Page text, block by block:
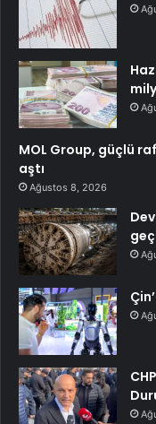
MOL Group, güçlü
aştı
Ağustos 8, 2026